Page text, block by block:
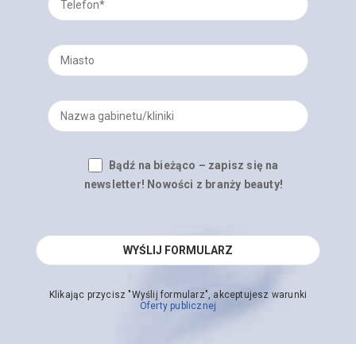
Bądź na bieżąco – zapisz się na
newsletter! Nowości z branży beauty!
Klikając przycisz "Wyślij formularz", akceptujesz warunki
Oferty publicznej